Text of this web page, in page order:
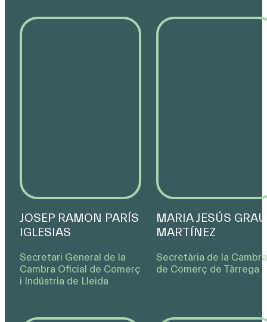
JOSEP RAMON PARÍS
IGLESIAS
Secretari General de la
Cambra Oﬁcial de Comerç
i Indústria de Lleida
MARIA JESÚS GRAU
MARTÍNEZ
Secretària de la Cambra
de Comerç de Tàrrega